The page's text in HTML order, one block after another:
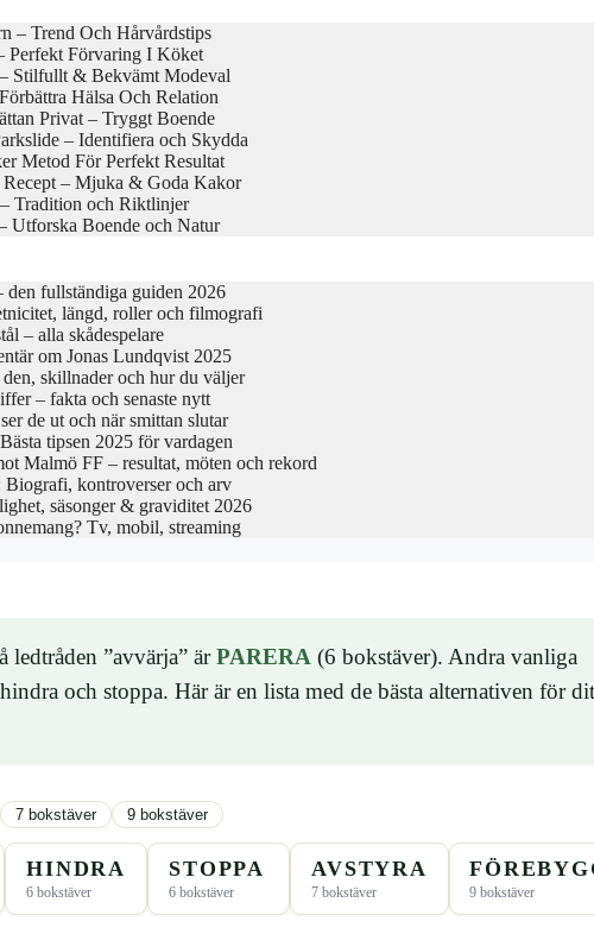
– Trend Och Hårvårdstips
Perfekt Förvaring I Köket
Stilfullt & Bekvämt Modeval
Hälsa Och Relation
Privat – Tryggt Boende
– Identifiera och Skydda
Metod För Perfekt Resultat
– Mjuka & Goda Kakor
Tradition och Riktlinjer
Utforska Boende och Natur
den fullständiga guiden 2026
längd, roller och filmografi
– alla skådespelare
om Jonas Lundqvist 2025
skillnader och hur du väljer
– fakta och senaste nytt
de ut och när smittan slutar
tipsen 2025 för vardagen
Malmö FF – resultat, möten och rekord
Biografi, kontroverser och arv
säsonger & graviditet 2026
Tv, mobil, streaming
ledtråden ”avvärja” ärPARERA (6 bokstäver). Andra vanliga
och stoppa. Här är en lista med de bästa alternativen för
7 bokstäver 9 bokstäver
HINDRA
6 bokstäver
STOPPA
6 bokstäver
AVSTYRA
7 bokstäver 9 bokstäver